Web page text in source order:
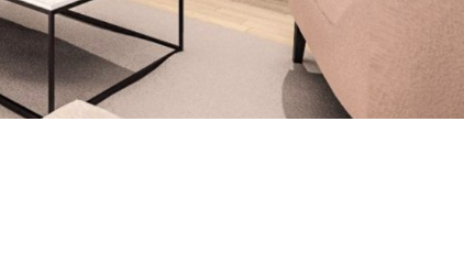
Souhaitez-vous nous en dire plus sur votre projet ?
Souhaitez-vous nous en dire plus sur votre projet ?